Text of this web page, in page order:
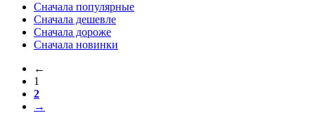
Сначала популярные
Сначала дешевле
Сначала дороже
Сначала новинки
←
1
2
→